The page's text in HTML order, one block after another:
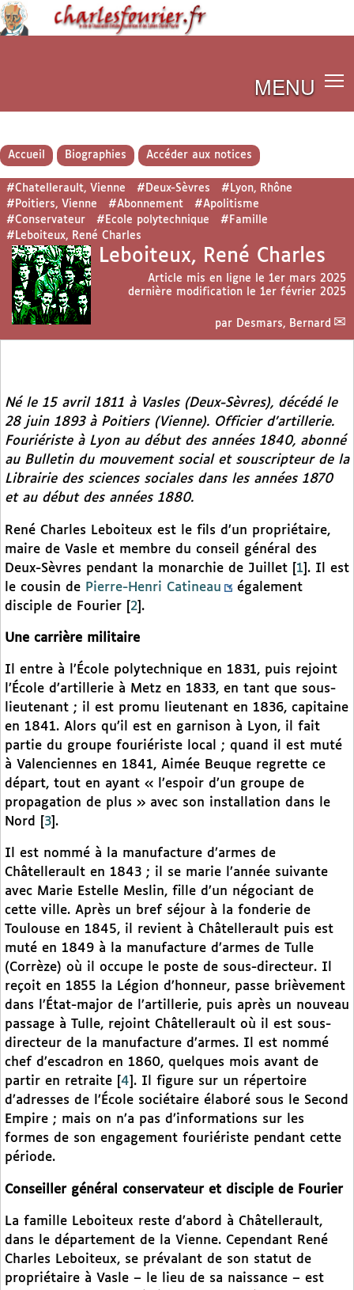
MENU
Accueil Biographies Accéder aux notices
#Chatellerault, Vienne #Deux-Sèvres
#Lyon, Rhône
#Poitiers, Vienne
#Abonnement
#Apolitisme
#Conservateur
#Ecole polytechnique
#Famille
#Leboiteux, René Charles
Leboiteux, René Charles
Article mis en ligne le 1er mars 2025
dernière modification le 1er février 2025
par Desmars, Bernard
Né le 15 avril 1811 à Vasles (Deux-Sèvres), décédé le
28 juin 1893 à Poitiers (Vienne). Officier d’artillerie.
Fouriériste à Lyon au début des années 1840, abonné
au Bulletin du mouvement social et souscripteur de la
Librairie des sciences sociales dans les années 1870
et au début des années 1880.
René Charles Leboiteux est le fils d’un propriétaire,
maire de Vasle et membre du conseil général des
Deux-Sèvres pendant la monarchie de Juillet
1 . Il est
le cousin de Pierre-Henri Catineau
également
disciple de Fourier
2 .
Une carrière militaire
Il entre à l’École polytechnique en 1831, puis rejoint
l’École d’artillerie à Metz en 1833, en tant que sous-
lieutenant ; il est promu lieutenant en 1836, capitaine
en 1841. Alors qu’il est en garnison à Lyon, il fait
partie du groupe fouriériste local ; quand il est muté
à Valenciennes en 1841, Aimée Beuque regrette ce
départ, tout en ayant « l’espoir d’un groupe de
propagation de plus » avec son installation dans le
Nord
3 .
Il est nommé à la manufacture d’armes de
Châtellerault en 1843 ; il se marie l’année suivante
avec Marie Estelle Meslin, fille d’un négociant de
cette ville. Après un bref séjour à la fonderie de
Toulouse en 1845, il revient à Châtellerault puis est
muté en 1849 à la manufacture d’armes de Tulle
(Corrèze) où il occupe le poste de sous-directeur. Il
reçoit en 1855 la Légion d’honneur, passe brièvement
dans l’État-major de l’artillerie, puis après un nouveau
passage à Tulle, rejoint Châtellerault où il est sous-
directeur de la manufacture d’armes. Il est nommé
chef d’escadron en 1860, quelques mois avant de
partir en retraite
4 . Il figure sur un répertoire
d’adresses de l’École sociétaire élaboré sous le Second
Empire ; mais on n’a pas d’informations sur les
formes de son engagement fouriériste pendant cette
période.
Conseiller général conservateur et disciple de Fourier
La famille Leboiteux reste d’abord à Châtellerault,
dans le département de la Vienne. Cependant René
Charles Leboiteux, se prévalant de son statut de
propriétaire à Vasle – le lieu de sa naissance – est